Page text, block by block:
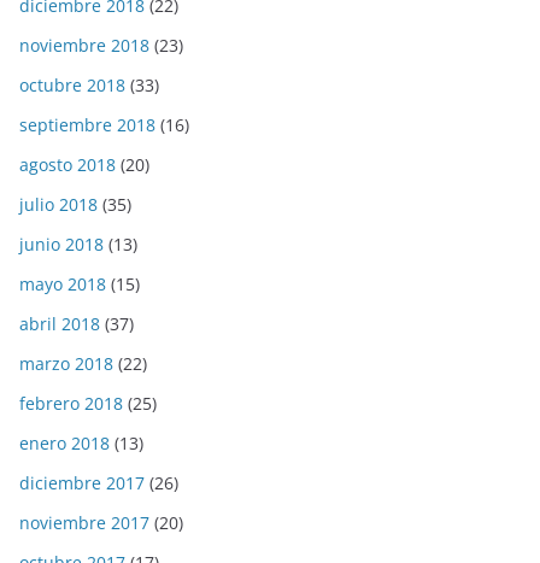
diciembre 2018 (22)
noviembre 2018 (23)
octubre 2018 (33)
septiembre 2018 (16)
agosto 2018 (20)
julio 2018 (35)
junio 2018 (13)
mayo 2018 (15)
abril 2018 (37)
marzo 2018 (22)
febrero 2018 (25)
enero 2018 (13)
diciembre 2017 (26)
noviembre 2017 (20)